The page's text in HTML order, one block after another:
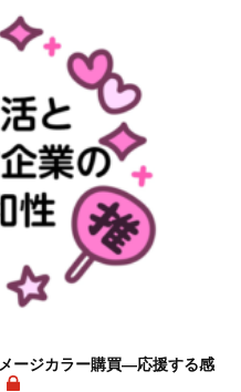
ージカラー購買―応援する感